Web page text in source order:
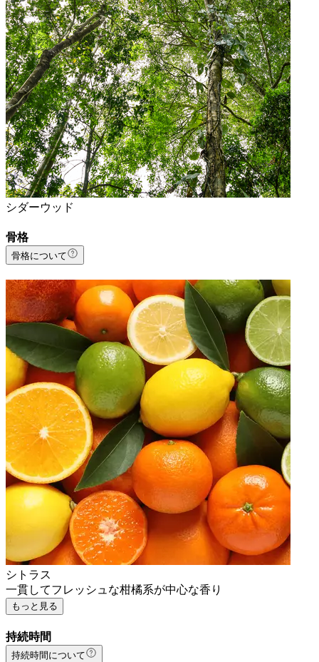
シダーウッド
骨格
骨格について
シトラス
一貫してフレッシュな柑橘系が中心な香り
もっと見る
持続時間
持続時間について